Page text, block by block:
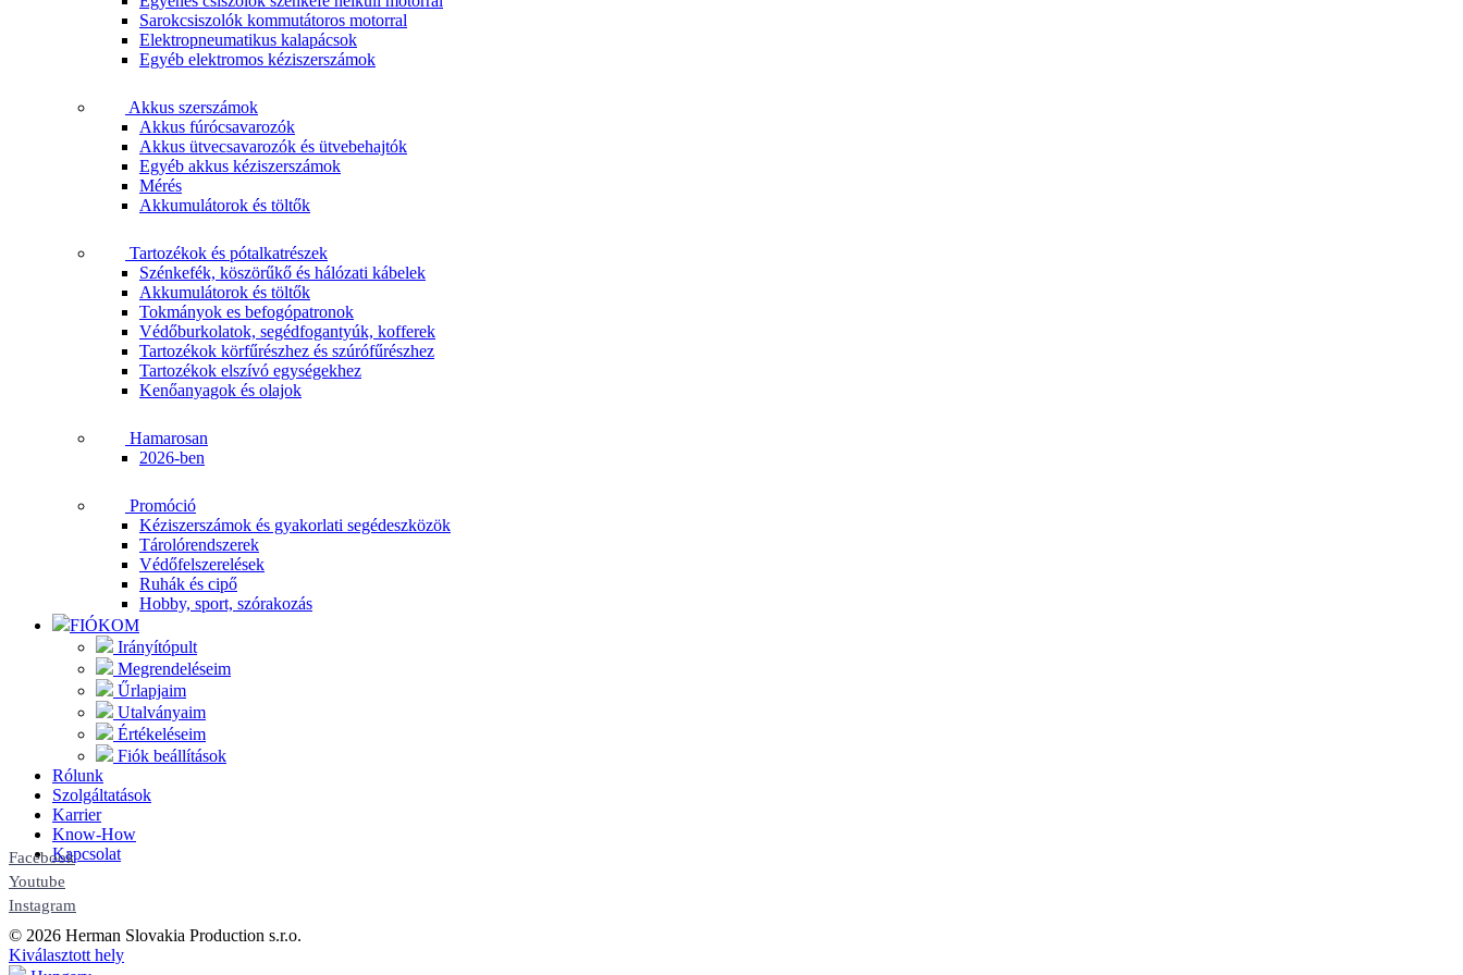
Sarokcsiszolók kommutátoros motorral
Elektropneumatikus kalapácsok
Egyéb elektromos kéziszerszámok
Akkus szerszámok
Akkus fúrócsavarozók
Akkus ütvecsavarozók és ütvebehajtók
Egyéb akkus kéziszerszámok
Mérés
Akkumulátorok és töltők
Tartozékok és pótalkatrészek
Szénkefék, köszörűkő és hálózati kábelek
Akkumulátorok és töltők
Tokmányok es befogópatronok
Védőburkolatok, segédfogantyúk, kofferek
Tartozékok körfűrészhez és szúrófűrészhez
Tartozékok elszívó egységekhez
Kenőanyagok és olajok
Hamarosan
2026-ben
Promóció
Kéziszerszámok és gyakorlati segédeszközök
Tárolórendszerek
Védőfelszerelések
Ruhák és cipő
Hobby, sport, szórakozás
FIÓKOM
Irányítópult
Megrendeléseim
Űrlapjaim
Utalványaim
Értékeléseim
Fiók beállítások
Rólunk
Szolgáltatások
Karrier
Know-How
Kapcsolat
Facebook
Youtube
Instagram
© 2026 Herman Slovakia Production s.r.o.
Kiválasztott hely